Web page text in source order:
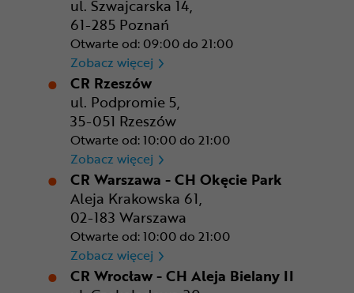
ul. Szwajcarska 14,
61-285 Poznań
Otwarte od: 09:00 do 21:00
Zobacz więcej CR Poznań - M1 Poznań
CR Rzeszów
ul. Podpromie 5,
35-051 Rzeszów
Otwarte od: 10:00 do 21:00
Zobacz więcej CR Rzeszów
CR Warszawa - CH Okęcie Park
Aleja Krakowska 61,
02-183 Warszawa
Otwarte od: 10:00 do 21:00
Zobacz więcej CR Warszawa - CH Okęcie
CR Wrocław - CH Aleja Bielany II